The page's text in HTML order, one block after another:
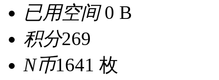
已用空间0 B
积分269
N币1641 枚